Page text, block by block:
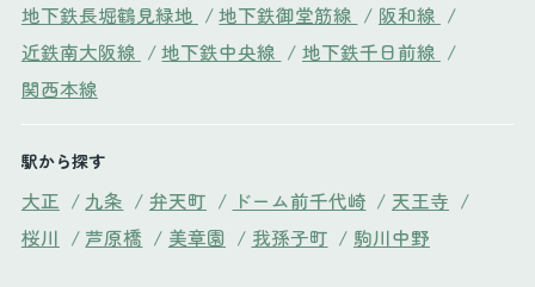
地下鉄長堀鶴見緑地 / 地下鉄御堂筋線 / 阪和線 /
近鉄南大阪線 / 地下鉄中央線 / 地下鉄千日前線 /
関西本線
駅から探す
大正 / 九条 / 弁天町 / ドーム前千代崎 / 天王寺 /
桜川 / 芦原橋 / 美章園 / 我孫子町 / 駒川中野